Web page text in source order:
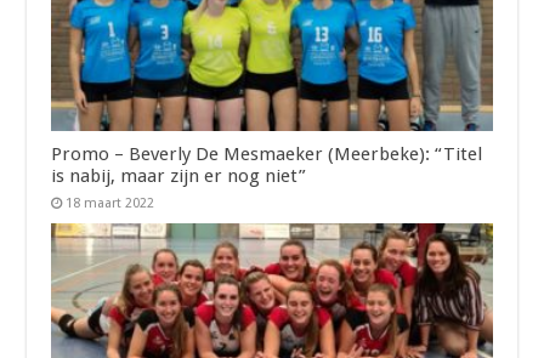
Promo – Beverly De Mesmaeker (Meerbeke): “Titel
is nabij, maar zijn er nog niet”
18 maart 2022